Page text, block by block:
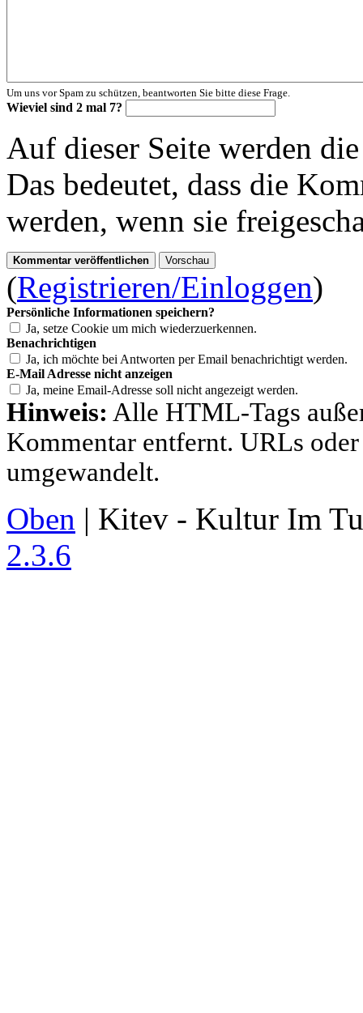
Um uns vor Spam zu schützen, beantworten Sie bitte diese Frage.
Wieviel sind 2 mal 7?
Auf dieser Seite werden
Das bedeutet, dass die
werden, wenn sie
(Registrieren/Einloggen)
Persönliche Informationen speichern?
Ja, setze Cookie um mich wiederzuerkennen.
Benachrichtigen
Ja, ich möchte bei Antworten per Email benachrichtigt werden.
E-Mail Adresse nicht anzeigen
Ja, meine Email-Adresse soll nicht angezeigt werden.
Hinweis: Alle HTML-Tags
Kommentar entfernt. URLs
umgewandelt.
Oben | Kitev - Kultur Im
2.3.6